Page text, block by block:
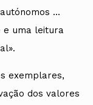
...
e uma leitura
exemplares,
dos valores